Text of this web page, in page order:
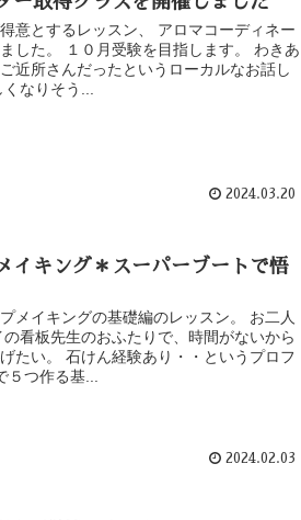
意とするレッスン、 アロマコーディネー
した。 １０月受験を目指します。 わきあ
近所さんだったというローカルなお話し
なりそう...
2024.03.20
イキング＊スーパーブートで悟
メイキングの基礎編のレッスン。 お二人
看板先生のおふたりで、時間がないから
たい。 石けん経験あり・・というプロフ
つ作る基...
2024.02.03